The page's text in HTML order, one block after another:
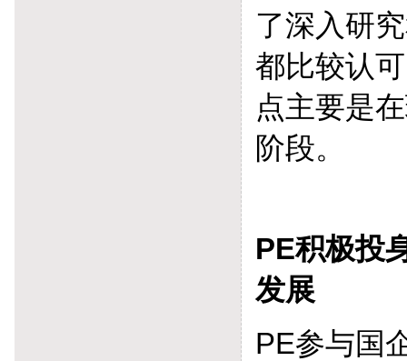
了深入研
都比较认
点主要是
阶段。
PE积极投
发展
PE参与国